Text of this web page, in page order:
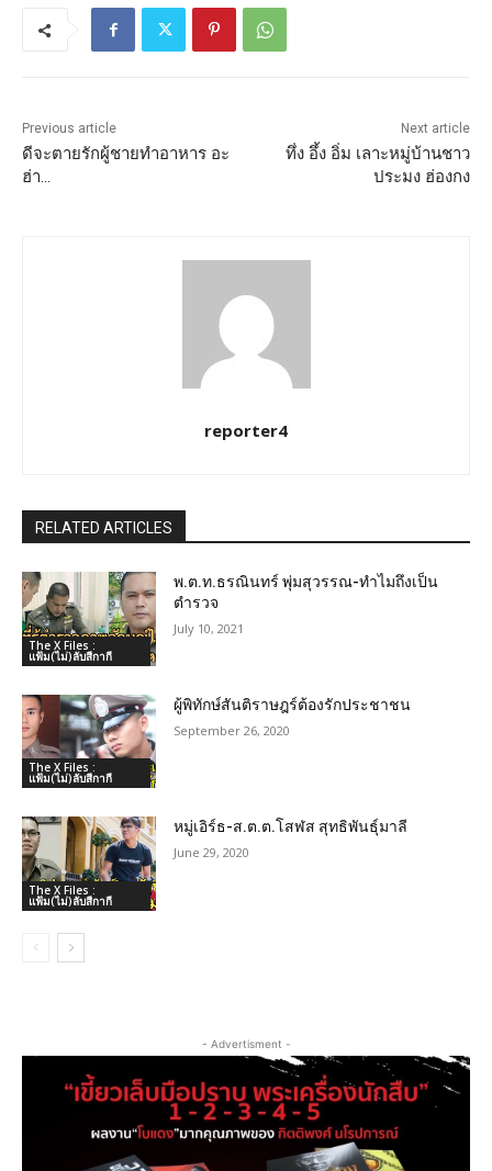
Previous article
ดีจะตายรักผู้ชายทำอาหาร อะ
ฮ่า…
Next article
ทึ่ง อึ้ง อิ่ม เลาะหมู่บ้านชาว
ประมง ฮ่องกง
reporter4
RELATED ARTICLES
The X Files :
แฟ้ม(ไม่)ลับสีกากี
พ.ต.ท.ธรณินทร์ พุ่มสุวรรณ-ทำไมถึงเป็น
ตำรวจ
July 10, 2021
The X Files :
แฟ้ม(ไม่)ลับสีกากี
ผู้พิทักษ์สันติราษฎร์ต้องรักประชาชน
September 26, 2020
The X Files :
แฟ้ม(ไม่)ลับสีกากี
หมู่เอิร์ธ-ส.ต.ต.โสฬส สุทธิพันธุ์มาลี
June 29, 2020
- Advertisment -